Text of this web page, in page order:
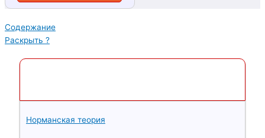
Содержание
Раскрыть ?
Норманская теория